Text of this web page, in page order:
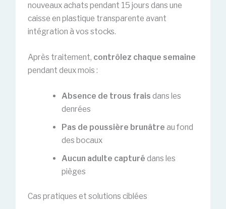
nouveaux achats pendant 15 jours dans une
caisse en plastique transparente avant
intégration à vos stocks.
Après traitement, contrôlez chaque semaine
pendant deux mois :
Absence de trous frais dans les
denrées
Pas de poussière brunâtre au fond
des bocaux
Aucun adulte capturé dans les
pièges
Cas pratiques et solutions ciblées